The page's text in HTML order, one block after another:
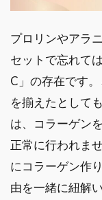
プロリンやアラ
セットで忘れて
C」の存在です
を揃えたとして
は、コラーゲン
正常に行われま
にコラーゲン作
由を一緒に紐解